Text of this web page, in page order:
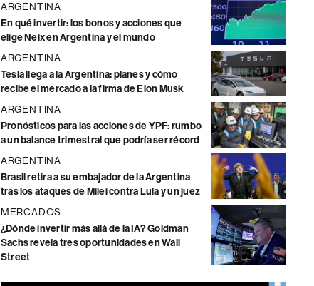
ARGENTINA
En qué invertir: los bonos y acciones que
elige Neix en Argentina y el mundo
ARGENTINA
Tesla llega a la Argentina: planes y cómo
recibe el mercado a la firma de Elon Musk
ARGENTINA
Pronósticos para las acciones de YPF: rumbo
a un balance trimestral que podría ser récord
ARGENTINA
Brasil retira a su embajador de la Argentina
tras los ataques de Milei contra Lula y un juez
MERCADOS
¿Dónde invertir más allá de la IA? Goldman
Sachs revela tres oportunidades en Wall
Street